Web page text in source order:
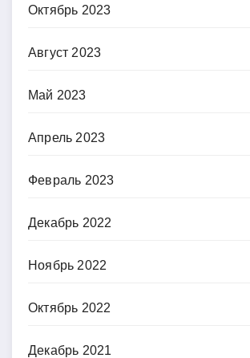
Октябрь 2023
Август 2023
Май 2023
Апрель 2023
Февраль 2023
Декабрь 2022
Ноябрь 2022
Октябрь 2022
Декабрь 2021